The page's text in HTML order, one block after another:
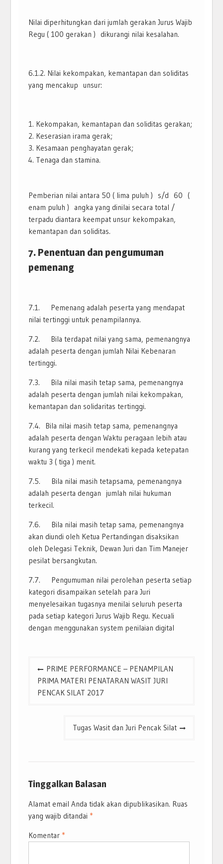
Nilai diperhitungkan dari jumlah gerakan Jurus Wajib
Regu ( 100 gerakan ) dikurangi nilai kesalahan.
6.1.2. Nilai kekompakan, kemantapan dan soliditas
yang mencakup unsur:
Kekompakan, kemantapan dan soliditas gerakan;
Keserasian irama gerak;
Kesamaan penghayatan gerak;
Tenaga dan stamina.
Pemberian nilai antara 50 ( lima puluh ) s/d 60 (
enam puluh ) angka yang dinilai secara total /
terpadu diantara keempat unsur kekompakan,
kemantapan dan soliditas.
7. Penentuan dan pengumuman
pemenang
7.1. Pemenang adalah peserta yang mendapat
nilai tertinggi untuk penampilannya.
7.2. Bila terdapat nilai yang sama, pemenangnya
adalah peserta dengan jumlah Nilai Kebenaran
tertinggi.
7.3. Bila nilai masih tetap sama, pemenangnya
adalah peserta dengan jumlah nilai kekompakan,
kemantapan dan solidaritas tertinggi.
7.4. Bila nilai masih tetap sama, pemenangnya
adalah peserta dengan Waktu peragaan lebih atau
kurang yang terkecil mendekati kepada ketepatan
waktu 3 ( tiga ) menit.
7.5. Bila nilai masih tetapsama, pemenangnya
adalah peserta dengan jumlah nilai hukuman
terkecil.
7.6. Bila nilai masih tetap sama, pemenangnya
akan diundi oleh Ketua Pertandingan disaksikan
oleh Delegasi Teknik, Dewan Juri dan Tim Manejer
pesilat bersangkutan.
7.7. Pengumuman nilai perolehan peserta setiap
kategori disampaikan setelah para Juri
menyelesaikan tugasnya menilai seluruh peserta
pada setiap kategori Jurus Wajib Regu. Kecuali
dengan menggunakan system penilaian digital
Navigasi
pos
PRIME PERFORMANCE – PENAMPILAN
PRIMA MATERI PENATARAN WASIT JURI
PENCAK SILAT 2017
Tugas Wasit dan Juri Pencak Silat
Tinggalkan Balasan
Alamat email Anda tidak akan dipublikasikan. Ruas
yang wajib ditandai *
Komentar *